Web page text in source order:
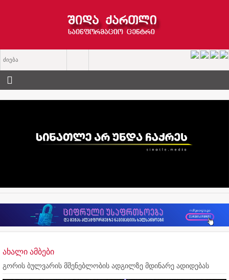
ახალი ამბები
გორის ბულვარის მშენებლობის ადგილზე მდინარე ადიდებას